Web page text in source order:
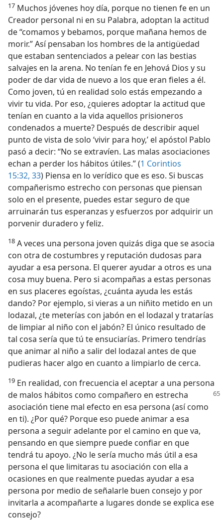
17 Muchos jóvenes hoy día, porque no tienen fe en un
Creador personal ni en su Palabra, adoptan la actitud
de “comamos y bebamos, porque mañana hemos de
morir.” Así pensaban los hombres de la antigüedad
que estaban sentenciados a pelear con las bestias
salvajes en la arena. No tenían fe en Jehová Dios y su
poder de dar vida de nuevo a los que eran fieles a él.
Como joven, tú en realidad solo estás empezando a
vivir tu vida. Por eso, ¿quieres adoptar la actitud que
tenían en cuanto a la vida aquellos prisioneros
condenados a muerte? Después de describir aquel
punto de vista de solo ‘vivir para hoy,’ el apóstol Pablo
pasó a decir: “No se extravíen. Las malas asociaciones
echan a perder los hábitos útiles.” (1 Corintios
15:32, 33) Piensa en lo verídico que es eso. Si buscas
compañerismo estrecho con personas que piensan
solo en el presente, puedes estar seguro de que
arruinarán tus esperanzas y esfuerzos por adquirir un
porvenir duradero y feliz.
18 A veces una persona joven quizás diga que se asocia
con otra de costumbres y reputación dudosas para
ayudar a esa persona. El querer ayudar a otros es una
cosa muy buena. Pero si acompañas a estas personas
en sus placeres egoístas, ¿cuánta ayuda les estás
dando? Por ejemplo, si vieras a un niñito metido en un
lodazal, ¿te meterías con jabón en el lodazal y tratarías
de limpiar al niño con el jabón? El único resultado de
tal cosa sería que tú te ensuciarías. Primero tendrías
que animar al niño a salir del lodazal antes de que
pudieras hacer algo en cuanto a limpiarlo de cerca.
19 En realidad, con frecuencia el aceptar a una persona
de malos hábitos como compañero en estrecha
asociación tiene mal efecto en esa persona (así como
en ti). ¿Por qué? Porque eso puede animar a esa
persona a seguir adelante por el camino en que va,
pensando en que siempre puede confiar en que
tendrá tu apoyo. ¿No le sería mucho más útil a esa
persona el que limitaras tu asociación con ella a
ocasiones en que realmente puedas ayudar a esa
persona por medio de señalarle buen consejo y por
invitarla a acompañarte a lugares donde se explica ese
consejo?